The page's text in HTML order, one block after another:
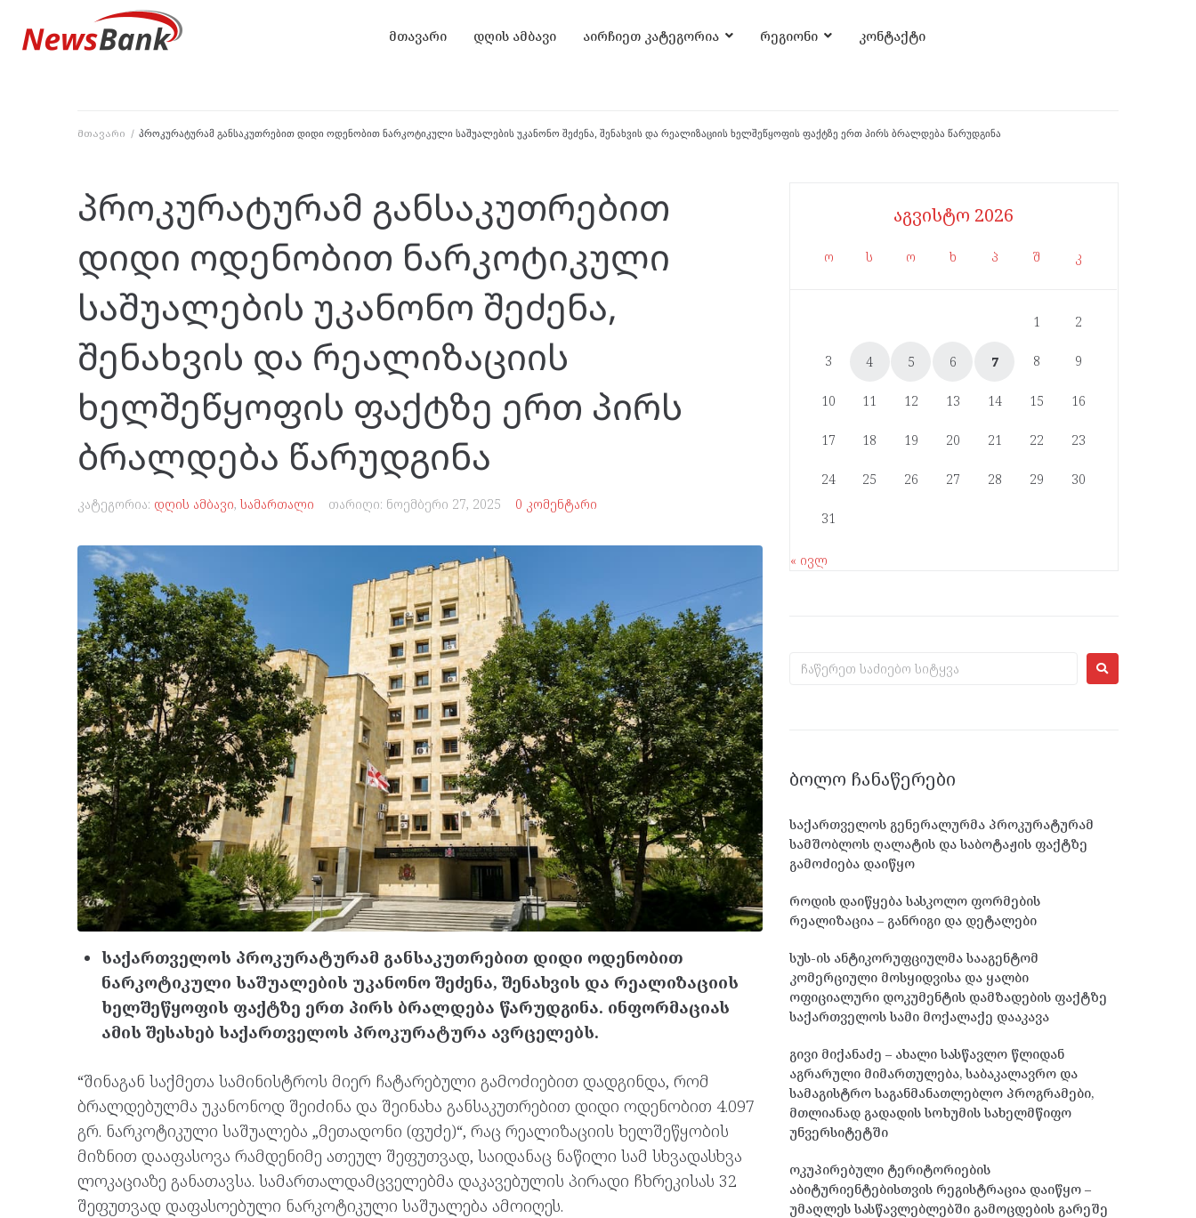
მთავარი დღის ამბავი აირჩიეთ კატეგორია რეგიონი კონტაქტი
მთავარი / პროკურატურამ განსაკუთრებით დიდი ოდენობით ნარკოტიკული საშუალების უკანონო შეძენა, შენახვის და რეალიზაციის ხელშეწყოფის ფაქტზე ერთ პირს ბრალდება წარუდგინა
პროკურატურამ განსაკუთრებით
დიდი ოდენობით ნარკოტიკული
საშუალების უკანონო შეძენა,
შენახვის და რეალიზაციის
ხელშეწყოფის ფაქტზე ერთ პირს
ბრალდება წარუდგინა
კატეგორია: დღის ამბავი, სამართალი თარიღი: ნოემბერი 27, 2025 0 კომენტარი
საქართველოს პროკურატურამ განსაკუთრებით დიდი ოდენობით
ნარკოტიკული საშუალების უკანონო შეძენა, შენახვის და რეალიზაციის
ხელშეწყოფის ფაქტზე ერთ პირს ბრალდება წარუდგინა. ინფორმაციას
ამის შესახებ საქართველოს პროკურატურა ავრცელებს.
“შინაგან საქმეთა სამინისტროს მიერ ჩატარებული გამოძიებით დადგინდა, რომ
ბრალდებულმა უკანონოდ შეიძინა და შეინახა განსაკუთრებით დიდი ოდენობით 4.097
გრ. ნარკოტიკული საშუალება „მეთადონი (ფუძე)“, რაც რეალიზაციის ხელშეწყობის
მიზნით დააფასოვა რამდენიმე ათეულ შეფუთვად, საიდანაც ნაწილი სამ სხვადასხვა
ლოკაციაზე განათავსა. სამართალდამცველებმა დაკავებულის პირადი ჩხრეკისას 32
შეფუთვად დაფასოებული ნარკოტიკული საშუალება ამოიღეს.
აგვისტო 2026
ო ს ო ხ პ შ კ
1 2
3 4 5 6 7 8 9
10 11 12 13 14 15 16
17 18 19 20 21 22 23
24 25 26 27 28 29 30
31
« ივლ
ᲑᲝᲚᲝ ᲩᲐᲜᲐᲬᲔᲠᲔᲑᲘ
საქართველოს გენერალურმა პროკურატურამ
სამშობლოს ღალატის და საბოტაჟის ფაქტზე
გამოძიება დაიწყო
როდის დაიწყება სასკოლო ფორმების
რეალიზაცია – განრიგი და დეტალები
სუს-ის ანტიკორუფციულმა სააგენტომ
კომერციული მოსყიდვისა და ყალბი
ოფიციალური დოკუმენტის დამზადების ფაქტზე
საქართველოს სამი მოქალაქე დააკავა
გივი მიქანაძე – ახალი სასწავლო წლიდან
აგრარული მიმართულება, საბაკალავრო და
სამაგისტრო საგანმანათლებლო პროგრამები,
მთლიანად გადადის სოხუმის სახელმწიფო
უნვერსიტეტში
ოკუპირებული ტერიტორიების
აბიტურიენტებისთვის რეგისტრაცია დაიწყო –
უმაღლეს სასწავლებლებში გამოცდების გარეშე